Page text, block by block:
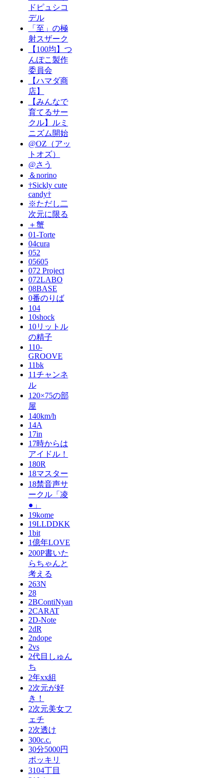
ドピュシコ
デル
「至」の極
射スザーク
【100均】つ
んぽこ製作
委員会
【ハマダ商
店】
【みんなで
育てるサー
クル】ルミ
ニズム開始
@OZ（アッ
トオズ）
@さう
＆norino
†Sickly cute
candy†
※ただし二
次元に限る
＋蟹
01-Torte
04cura
052
05605
072 Project
072LABO
08BASE
0番のりば
104
10shock
10リットル
の精子
110-
GROOVE
11bk
11チャンネ
ル
120×75の部
屋
140km/h
14A
17in
17時からは
アイドル！
180R
18マスター
18禁音声サ
ークル「凌
●」
19kome
19LLDDKK
1bit
1億年LOVE
200P書いた
らちゃんと
考える
263N
28
2BContiNyan
2CARAT
2D-Note
2dR
2ndope
2vs
2代目しゅん
ち
2年xx組
2次元が好
き！
2次元美女フ
ェチ
2次透け
300c.c.
30分5000円
ポッキリ
3104丁目